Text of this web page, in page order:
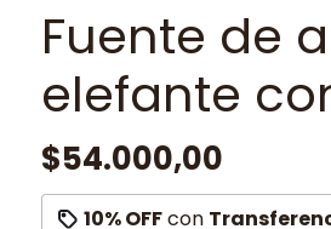
Fuente de
elefante
$54.000,00
10% OFFcon